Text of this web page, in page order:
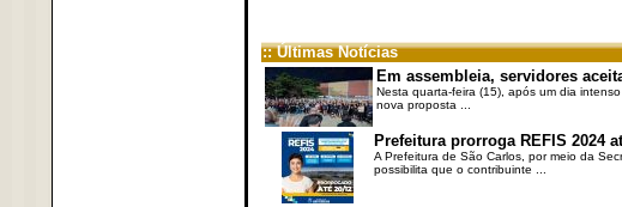
:: Últimas Notícias
Em assembleia, servidores
Nesta quarta-feira (15), após um dia
nova proposta ...
Prefeitura prorroga REFIS 2024
A Prefeitura de São Carlos, por meio da
possibilita que o contribuinte ...